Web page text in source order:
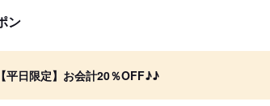
ン
【平日限定】お会計20％OFF♪♪